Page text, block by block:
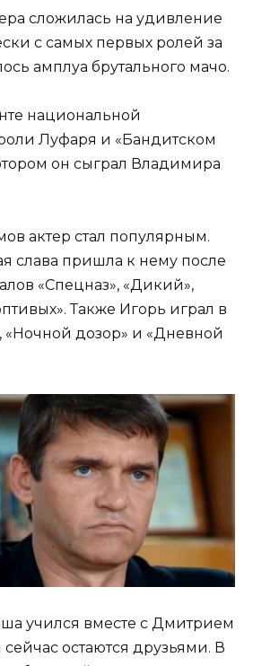
сложилась на удивление
с самых первых ролей за
амплуа брутального мачо.
национальной
Луфаря и «Бандитском
он сыграл Владимира
актер стал популярным.
слава пришла к нему после
«Спецназ», «Дикий»,
Также Игорь играл в
«Ночной дозор» и «Дневной
учился вместе с Дмитрием
остаются друзьями. В